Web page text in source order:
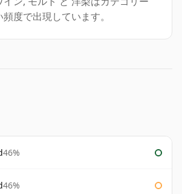
度で出現しています。
46%
46%